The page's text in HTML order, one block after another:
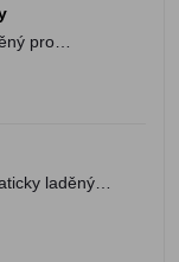
pro
laděný